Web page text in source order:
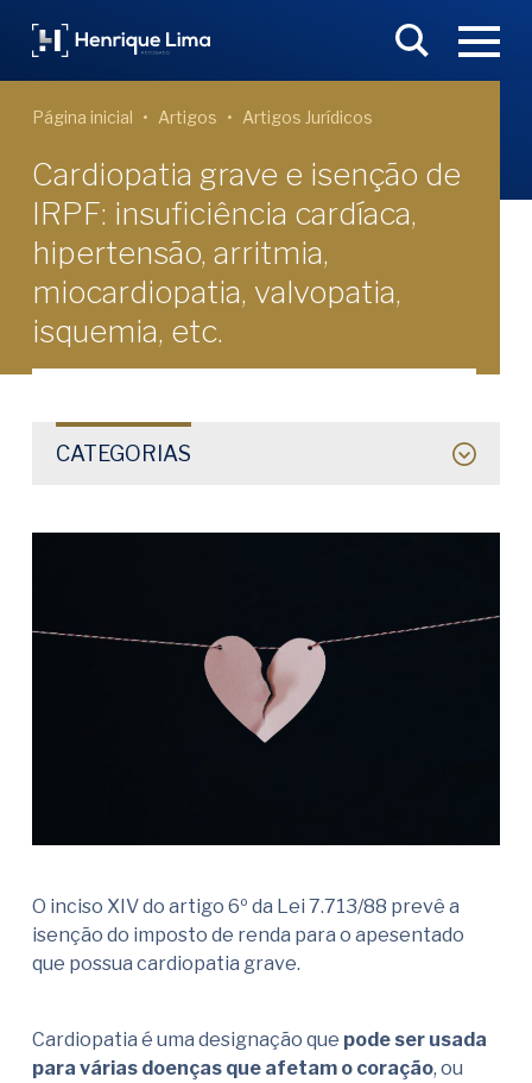
Página inicial Artigos Artigos Jurídicos
Cardiopatia grave e isenção de
IRPF: insuficiência cardíaca,
hipertensão, arritmia,
miocardiopatia, valvopatia,
isquemia, etc.
CATEGORIAS
O inciso XIV do artigo 6º da Lei 7.713/88 prevê a
isenção do imposto de renda para o apesentado
que possua cardiopatia grave.
Cardiopatia é uma designação que pode ser usada
para várias doenças que afetam o coração, ou